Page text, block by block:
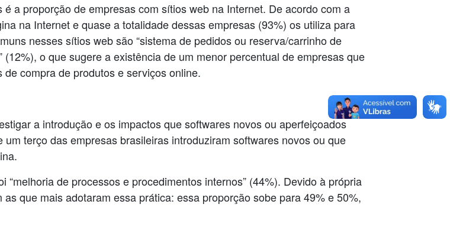
a proporção de empresas com sítios web na Internet. De acordo com a
na Internet e quase a totalidade dessas empresas (93%) os utiliza para
nesses sítios web são “sistema de pedidos ou reserva/carrinho de
o que sugere a existência de um menor percentual de empresas que
compra de produtos e serviços online.
a introdução e os impactos que softwares novos ou aperfeiçoados
terço das empresas brasileiras introduziram softwares novos ou que
de processos e procedimentos internos” (44%). Devido à própria
que mais adotaram essa prática: essa proporção sobe para 49% e 50%,